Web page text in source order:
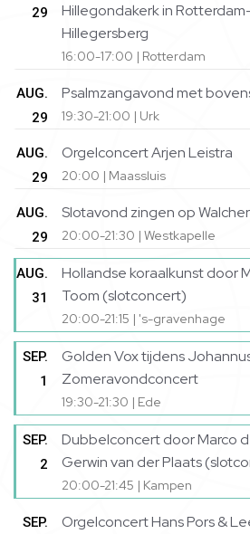
29
Hillegondakerk in
Hillegersberg
16:00-17:00 | Rotterdam
AUG.
29
Psalmzangavond met
19:30-21:00 | Urk
AUG.
29
Orgelconcert Arjen Leistra
20:00 | Maassluis
AUG.
29
Slotavond zingen op
20:00-21:30 | Westkapelle
AUG.
31
Hollandse koraalkunst door
Toom (slotconcert)
20:00-21:15 | 's-gravenhage
SEP.
1
Golden Vox tijdens
Zomeravondconcert
19:30-21:30 | Ede
SEP.
2
Dubbelconcert door Marco
Gerwin van der Plaats
20:00-21:45 | Kampen
SEP.
Orgelconcert Hans Pors &